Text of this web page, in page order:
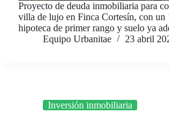
Proyecto de deuda inmobiliaria para
villa de lujo en Finca Cortesín, con un
hipoteca de primer rango y suelo ya
Equipo Urbanitae
23 abril
Inversión inmobiliaria